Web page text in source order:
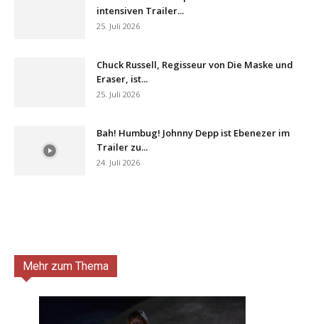
intensiven Trailer...
25. Juli 2026
Chuck Russell, Regisseur von Die Maske und
Eraser, ist...
25. Juli 2026
Bah! Humbug! Johnny Depp ist Ebenezer im
Trailer zu...
24. Juli 2026
Mehr zum Thema